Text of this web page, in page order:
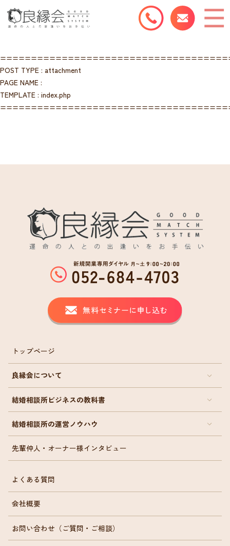
POST TYPE : attachment
PAGE NAME :
TEMPLATE : index.php
トップページ
良縁会について
結婚相談所ビジネスの教科書
結婚相談所の運営ノウハウ
先輩仲人・オーナー様インタビュー
よくある質問
会社概要
お問い合わせ（ご質問・ご相談）